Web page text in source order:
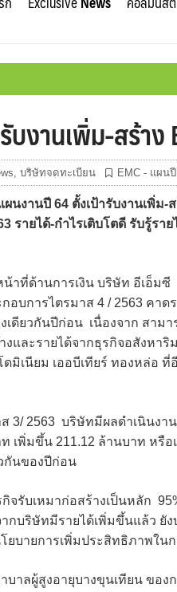
บงานเพิ่ม-สร้า
, บริษัทจดทะเบียน EMC - แผน
ผนงานปี 64 ตั้งเป้ารับงานเพิ่
รายได้-กำไรเติบโตดี รับรู้รา
าที่ด้านการเงิน บริษัท อีเอ็มซี
อบการไตรมาส 4 / 2563 คาด
เดียวกันปีก่อน เนื่องจาก สามา
งและรายได้จากธุรกิจอสังหาริ
มิเนียม เออบีเทียร์ ทองหล่อ ที่
3/ 2563 บริษัทมีผลดำเนินงา
เพิ่มขึ้น 211.12 ล้านบาท หรือ
กันของปีก่อน
จรับเหมาก่อสร้างเป็นหลัก
กบริษัทมีรายได้เพิ่มขึ้นแล้ว ยั
ยบายการเพิ่มประสิทธิภาพใ
บาลผู้สูงอายุบางขุนเทียน ขอ